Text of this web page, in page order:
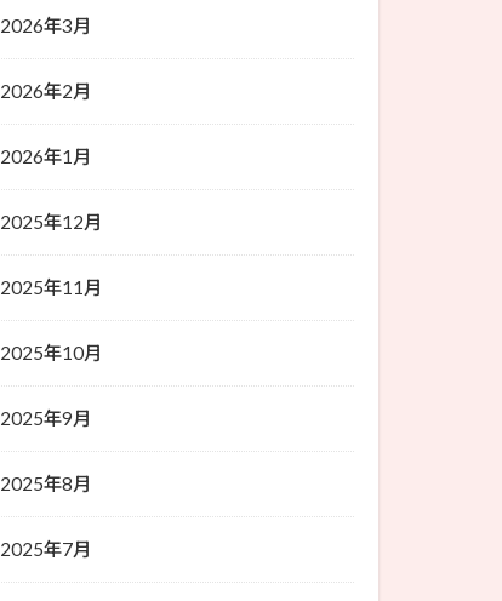
2026年3月
2026年2月
2026年1月
2025年12月
2025年11月
2025年10月
2025年9月
2025年8月
2025年7月